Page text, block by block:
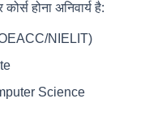
होना अनिवार्य है:
NIELIT)
Science